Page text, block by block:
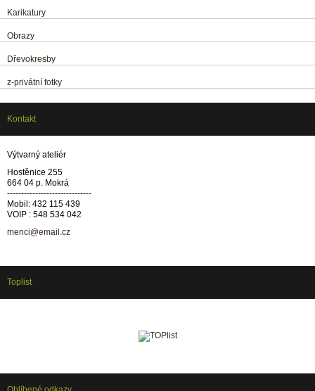
Karikatury
Obrazy
Dřevokresby
z-privátní fotky
Kontakt
Výtvarný ateliér
Hostěnice 255
664 04 p. Mokrá
------------------------------
Mobil: 432 115 439
VOIP : 548 534 042
menci@email.cz
Toplist